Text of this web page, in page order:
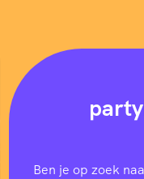
Ben je op zoek